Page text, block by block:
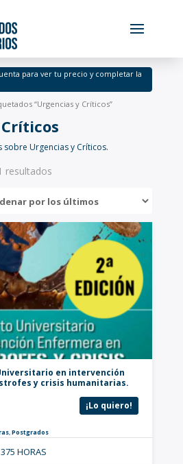
“Urgencias y Críticos”
Urgencias y Críticos.
para ver tu precio y completar la
resultados
en intervención
y crisis humanitarias.
¡Lo quiero!
,Postgrados
HORAS